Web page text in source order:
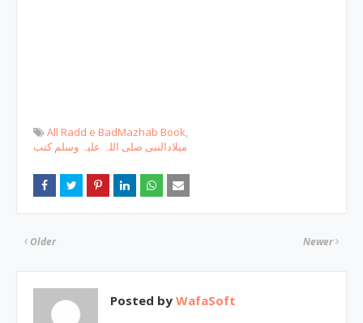
All Radd e BadMazhab Book
میلادالنبی صلی اللہ علیہ وسلم کتب
Newer
Older
Posted by WafaSoft